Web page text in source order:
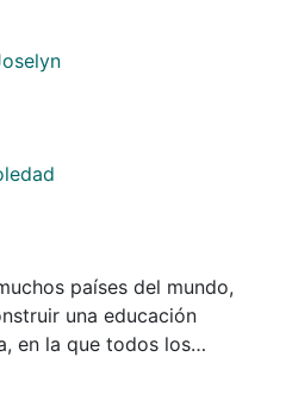
países del mundo,
una educación
en la que todos los
oportunidades de